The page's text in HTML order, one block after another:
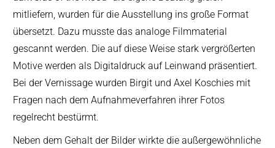
mitliefern, wurden für die Ausstellung ins große Format
übersetzt. Dazu musste das analoge Filmmaterial
gescannt werden. Die auf diese Weise stark vergrößerten
Motive werden als Digitaldruck auf Leinwand präsentiert.
Bei der Vernissage wurden Birgit und Axel Koschies mit
Fragen nach dem Aufnahmeverfahren ihrer Fotos
regelrecht bestürmt.
Neben dem Gehalt der Bilder wirkte die außergewöhnliche